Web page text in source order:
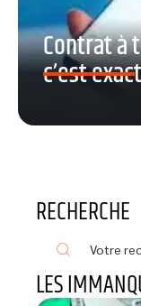
Contrat à
c’est
RECHERCHE
LES